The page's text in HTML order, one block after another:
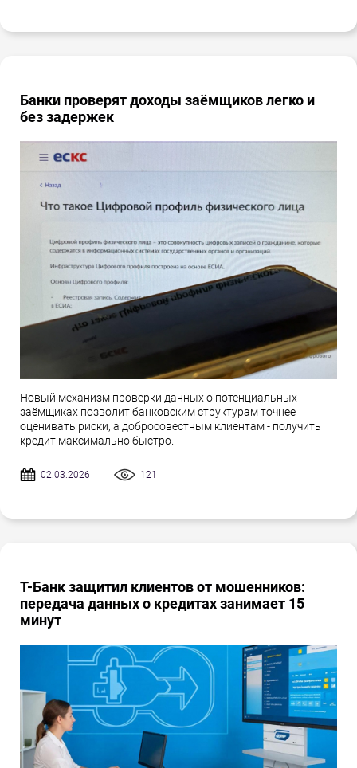
Банки проверят доходы заёмщиков легко и
без задержек
Новый механизм проверки данных о потенциальных
заёмщиках позволит банковским структурам точнее
оценивать риски, а добросовестным клиентам - получить
кредит максимально быстро.
02.03.2026 121
Т-Банк защитил клиентов от мошенников:
передача данных о кредитах занимает 15
минут